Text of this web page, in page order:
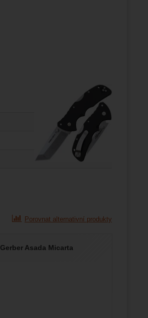
Porovnat alternativní produkty
Gerber Asada Micarta